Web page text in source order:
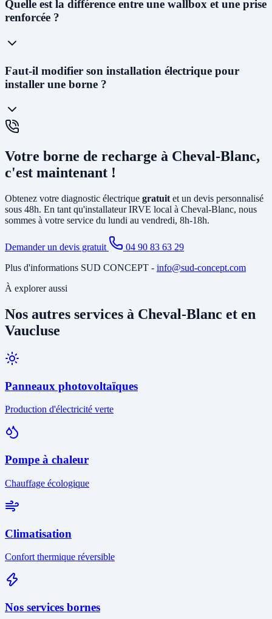
Vedène
. Nous pouvons vous proposer un diagnostic électrique dans
les48 à 72h et planifier l'installation généralement dans la semaine
Quelle est la différence entre une wallbox et une prise
renforcée ?
Laprise renforcée (Green'Up)délivre 3,2kW et permet de
recharger un véhicule en 12 à 20h. C'est la solution la plus
économique. La wallbox (7kW à 22kW) est beaucoup plus rapide
smartphone, et obligatoire pour certains types de véhicules. C'est la
solution recommandée pour un usage quotidien.
Faut-il modifier son installation électrique pour
installer une borne ?
Cela dépend de votre installation existante. Dans la plupart des
dédiédepuis le tableau électrique et poser un disjoncteur différentiel
spécifique. Si votre abonnement est trop faible, il peut être
nécessaire d'augmenter la puissance souscrite
Votre borne de recharge à Cheval-Blanc,
c'est maintenant !
Obtenez votre diagnostic électrique gratuit et un devis personnalisé
sous 48h. En tant qu'installateur IRVE local à Cheval-Blanc, nous
sommes à votre service du lundi au vendredi, 8h-18h.
Demander un devis gratuit
04 90 83 63 29
Plus d'informations SUD CONCEPT - info@sud-concept.com
À explorer aussi
Nos autres services à Cheval-Blanc et en
Vaucluse
Panneaux photovoltaïques
Production d'électricité verte
Pompe à chaleur
Chauffage écologique
Climatisation
Confort thermique réversible
Nos services bornes